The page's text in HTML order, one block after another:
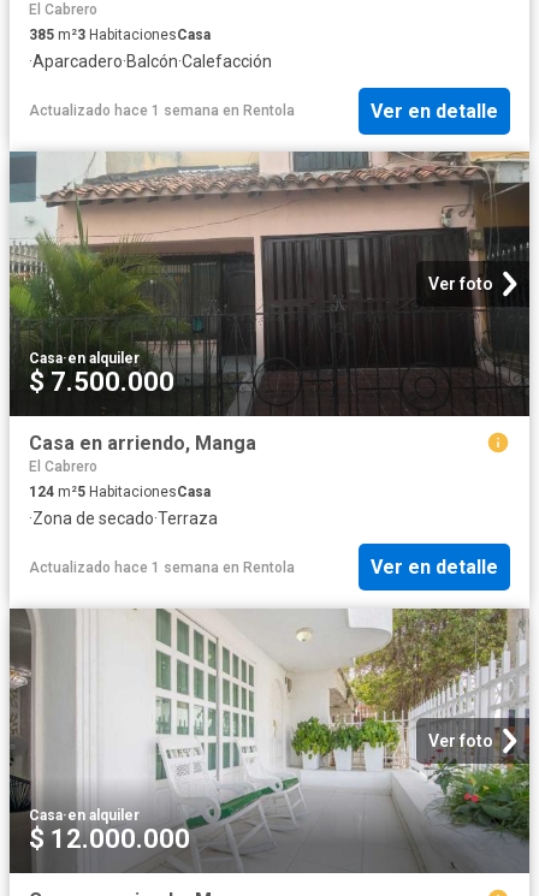
El Cabrero
385 m²3 HabitacionesCasa
·Aparcadero·Balcón·Calefacción
Actualizado hace 1 semana en Rentola Ver en detalle
Ver foto
Casa·en alquiler
$ 7.500.000
Casa en arriendo, Manga
El Cabrero
124 m²5 HabitacionesCasa
·Zona de secado·Terraza
Actualizado hace 1 semana en Rentola Ver en detalle
Ver foto
Casa·en alquiler
$ 12.000.000